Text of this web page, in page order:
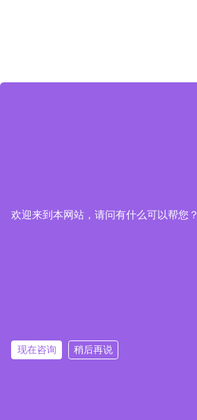
欢迎来到本网站，请问有什么可以帮您？
现在咨询 稍后再说